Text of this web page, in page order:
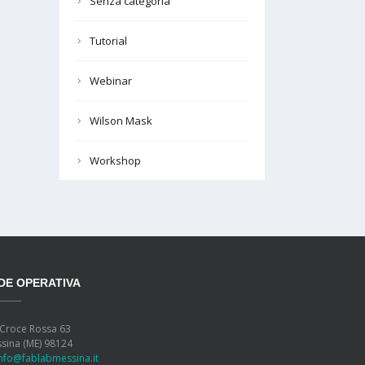
Tutorial
Webinar
Wilson Mask
Workshop
OPERATIVA
Rossa 63
(ME) 98124